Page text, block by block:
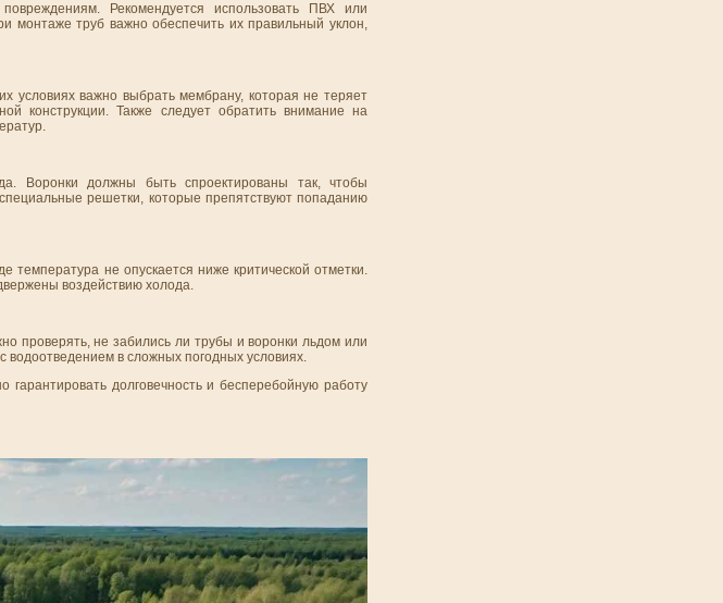
Рекомендуется использовать ПВХ или
монтаже труб важно обеспечить их правильный уклон,
условиях важно выбрать мембрану, которая не теряет
конструкции. Также следует обратить внимание на
Воронки должны быть спроектированы так, чтобы
решетки, которые препятствуют попаданию
не опускается ниже критической отметки.
воздействию холода.
проверять, не забились ли трубы и воронки льдом или
в сложных погодных условиях.
долговечность и бесперебойную работу